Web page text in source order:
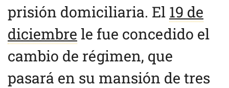
prisión domiciliaria. El 19 de
diciembre le fue concedido el
cambio de régimen, que
pasará en su mansión de tres